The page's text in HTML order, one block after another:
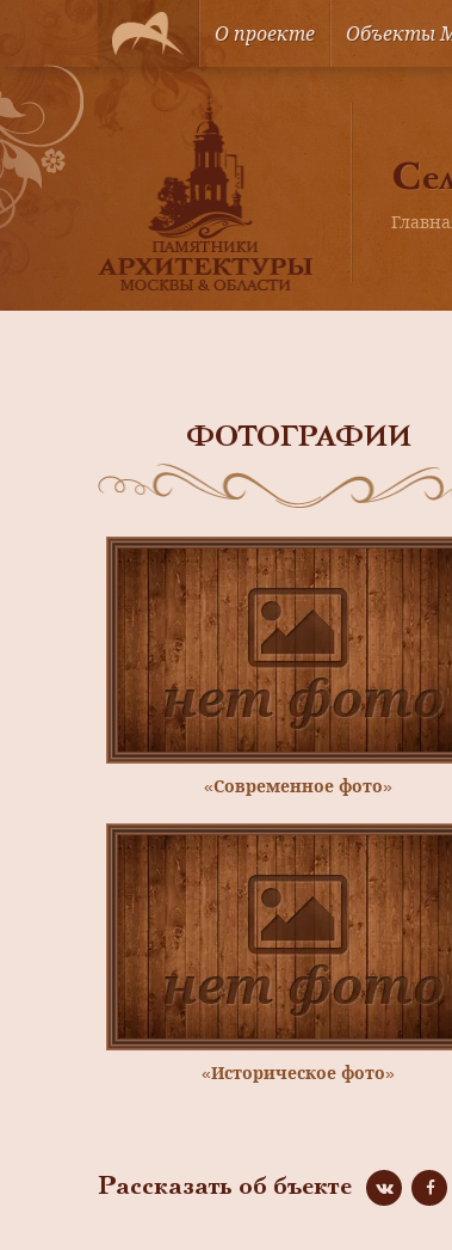
О проекте Объекты
ФОТОГРАФИИ
«Современное фото»
«Историческое фото»
Рассказать об бъекте